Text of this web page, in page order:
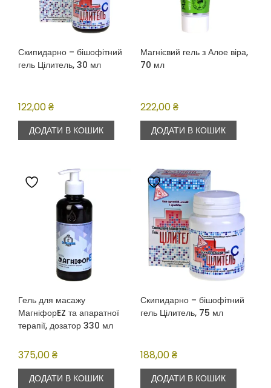
Скипидарно – бішофітний
гель Цілитель, 30 мл
122,00₴
ДОДАТИ В КОШИК
Магнієвий гель з Алое віра,
70 мл
222,00₴
ДОДАТИ В КОШИК
Гель для масажу
МагніфорEZ та апаратної
терапії, дозатор 330 мл
375,00₴
ДОДАТИ В КОШИК
Скипидарно – бішофітний
гель Цілитель, 75 мл
188,00₴
ДОДАТИ В КОШИК